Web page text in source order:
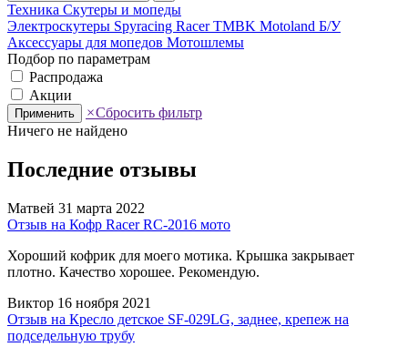
Техника Скутеры и мопеды
Электроскутеры Spyracing RacerTMBK Motoland Б/У
Аксессуары для мопедов Мотошлемы
Подбор по параметрам
Распродажа
Акции
Применить ×Сбросить фильтр
Ничего не найдено
Последние отзывы
Матвей 31 марта 2022
Отзыв на Кофр Racer RC-2016 мото
Хороший кофрик для моего мотика. Крышка закрывает
плотно. Качество хорошее. Рекомендую.
Виктор 16 ноября 2021
Отзыв на Кресло детское SF-029LG, заднее, крепеж на
подседельную трубу